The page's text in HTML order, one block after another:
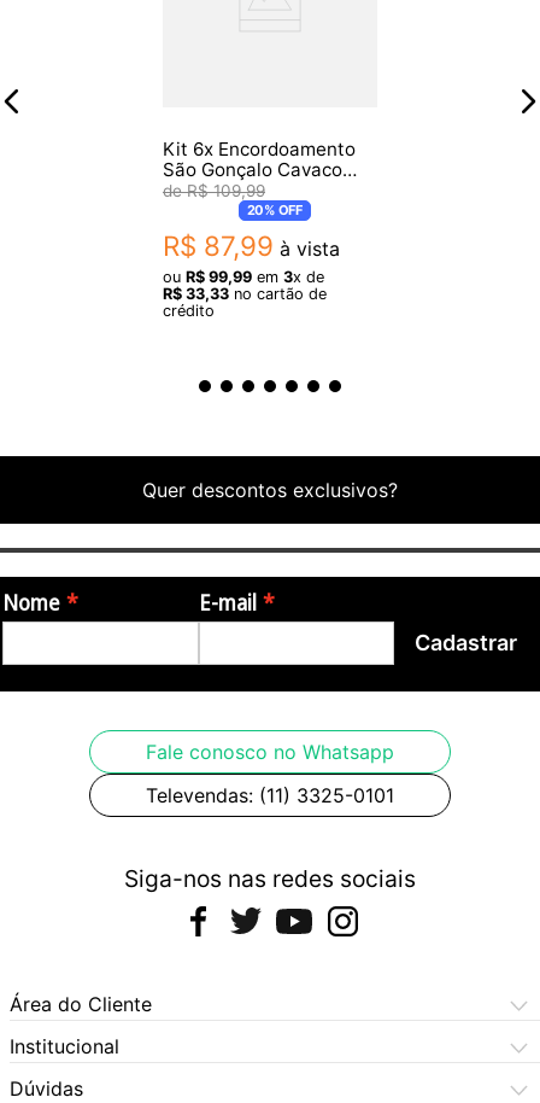
Kit 6x Encordoamento
São Gonçalo Cavaco
.011 Aço Iz131
R$ 109,99
20%OFF
R$ 87,99 à vista
ou R$ 99,99 em 3x de
R$ 33,33 no cartão de
crédito
Quer descontos exclusivos?
Nome E-mail
Cadastrar
Fale conosco no Whatsapp
Televendas: (11) 3325-0101
Siga-nos nas redes sociais
Área do Cliente
Meus Pedidos
Meus Dados
Institucional
Central de Atendimento
Dúvidas